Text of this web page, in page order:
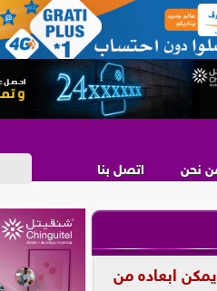
نحن اتصل بنا
ابعاده من